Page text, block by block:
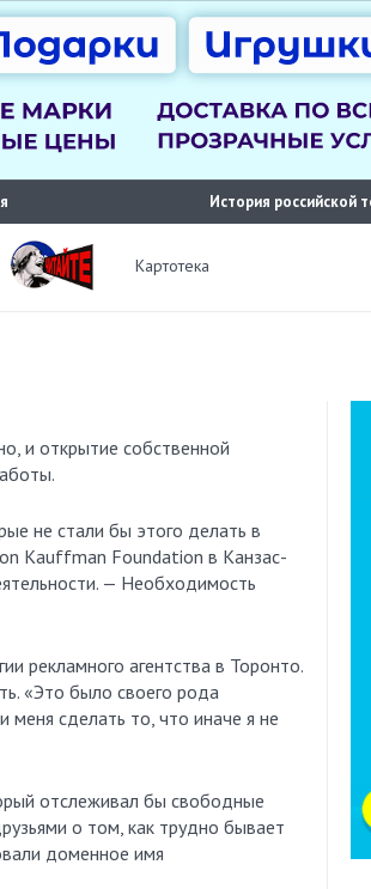
История российской
Картотека
не стали бы этого делать в
Kauffman Foundation в Канзас-
— Необходимость
рекламного агентства в Торонто.
«Это было своего рода
сделать то, что иначе я не
отслеживал бы свободные
о том, как трудно бывает
доменное имя